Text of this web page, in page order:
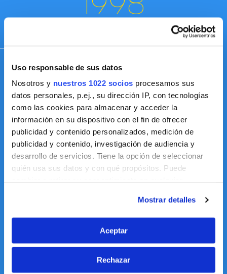
Uso responsable de sus datos
Nosotros y nuestros 1022 socios procesamos sus
datos personales, p.ej., su dirección IP, con tecnologías
como las cookies para almacenar y acceder la
información en su dispositivo con el fin de ofrecer
publicidad y contenido personalizados, medición de
publicidad y contenido, investigación de audiencia y
desarrollo de servicios. Tiene la opción de seleccionar
quién usa sus datos y con qué propósitos. Puede
Si lo permite, también quisiéramos:
Recopilar información sobre su ubicación
Mostrar detalles
Aceptar
Rechazar
Entramos en la categoría de adhesivos con
marca CEYS®, marca líder y especialista en el mercado de
adhesivos que ofrece soluciones eficaces e innovadoras tanto
en el ámbito doméstico como profesional.